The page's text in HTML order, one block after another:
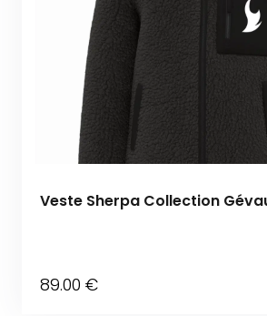
Veste Sherpa Collection
89.00 €